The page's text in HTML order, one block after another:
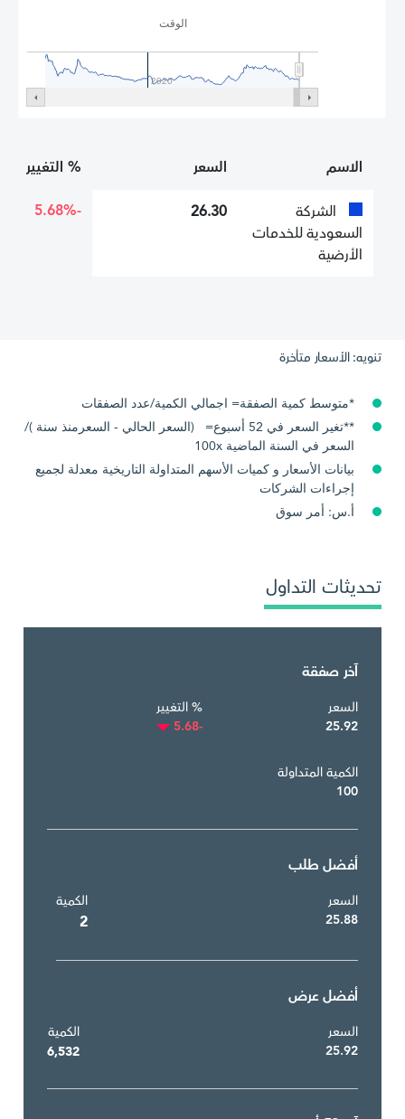
الوقت
2020
الاسم السعر % التغيير
الشركة
السعودية للخدمات
الأرضية
26.30
-5.68%
تنويه: الأسعار متأخرة
*متوسط كمية الصفقة= اجمالي الكمية/عدد الصفقات
**تغير السعر في 52 أسبوع= (السعر الحالي - السعرمنذ سنة )/
السعر في السنة الماضية 100x
بيانات الأسعار و كميات الأسهم المتداولة التاريخية معدلة لجميع
إجراءات الشركات
أ.س: أمر سوق
تحديثات التداول
آخر صفقة
السعر
25.92
% التغيير
-5.68
الكمية المتداولة
100
أفضل طلب
السعر
25.88
الكمية
2
أفضل عرض
السعر
25.92
الكمية
6,532